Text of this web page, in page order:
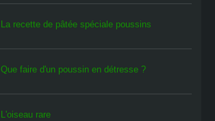
La recette de pâtée spéciale poussins
Que faire d'un poussin en détresse ?
L'oiseau rare